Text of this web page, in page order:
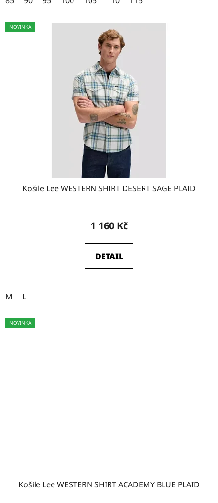
hvězdiček.
NOVINKA
Košile Lee WESTERN SHIRT DESERT SAGE PLAID
1 160 Kč
DETAIL
M L
NOVINKA
Košile Lee WESTERN SHIRT ACADEMY BLUE PLAID